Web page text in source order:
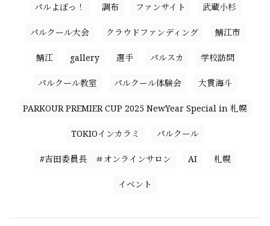
パルよぼっ！ 調布 ファンサイト 武蔵小杉
パルクール大会 クラウドファンディング 鯖江市
鯖江 gallery 選手 パルスカ 学校訪問
パルクール教室 パルクール体験会 大貫海斗
PARKOUR PREMIER CUP 2025 NewYear Special in 札幌
TOKIOインカラミ パルクール
#吉田委員長 ＃オンラインサロン AI 札幌
イベント